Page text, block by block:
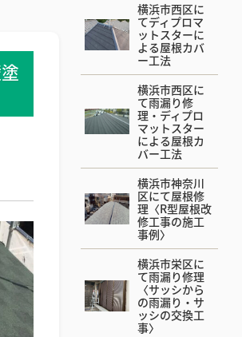
横浜市西区に
てディプロマ
ットスターに
よる屋根カバ
ー工法
横浜市西区に
て雨漏り修
理・ディプロ
マットスター
による屋根カ
バー工法
横浜市神奈川
区にて屋根修
理〈R型屋根改
修工事の施工
事例〉
横浜市栄区に
て雨漏り修理
〈サッシから
の雨漏り・サ
ッシの交換工
事〉